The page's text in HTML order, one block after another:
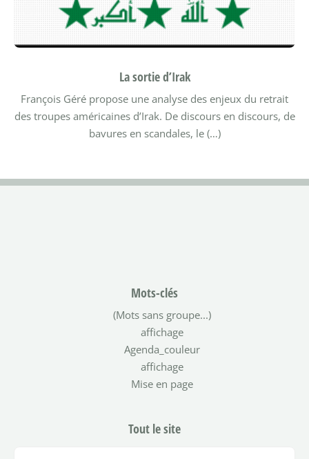
La sortie d’Irak
François Géré propose une analyse des enjeux du retrait
des troupes américaines d’Irak. De discours en discours, de
bavures en scandales, le (…)
Mots-clés
(Mots sans groupe...)
affichage
Agenda_couleur
affichage
Mise en page
Tout le site